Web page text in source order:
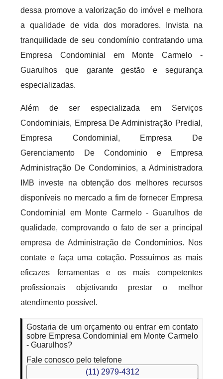
dessa promove a valorização do imóvel e melhora
a qualidade de vida dos moradores. Invista na
tranquilidade de seu condomínio contratando uma
Empresa Condominial em Monte Carmelo -
Guarulhos que garante gestão e segurança
especializadas.
Além de ser especializada em Serviços
Condominiais, Empresa De Administração Predial,
Empresa Condominial, Empresa De
Gerenciamento De Condominio e Empresa
Administração De Condominios, a Administradora
IMB investe na obtenção dos melhores recursos
disponíveis no mercado a fim de fornecer Empresa
Condominial em Monte Carmelo - Guarulhos de
qualidade, comprovando o fato de ser a principal
empresa de Administração de Condomínios. Nos
contate e faça uma cotação. Possuímos as mais
eficazes ferramentas e os mais competentes
profissionais objetivando prestar o melhor
atendimento possível.
Gostaria de um orçamento ou entrar em contato
sobre Empresa Condominial em Monte Carmelo
- Guarulhos?
Fale conosco pelo telefone
(11) 2979-4312